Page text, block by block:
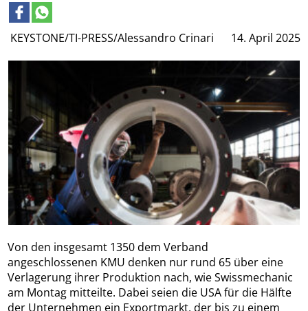
KEYSTONE/TI-PRESS/Alessandro Crinari 14. April 2025
Von den insgesamt 1350 dem Verband
angeschlossenen KMU denken nur rund 65 über eine
Verlagerung ihrer Produktion nach, wie Swissmechanic
am Montag mitteilte. Dabei seien die USA für die Hälfte
der Unternehmen ein Exportmarkt, der bis zu einem